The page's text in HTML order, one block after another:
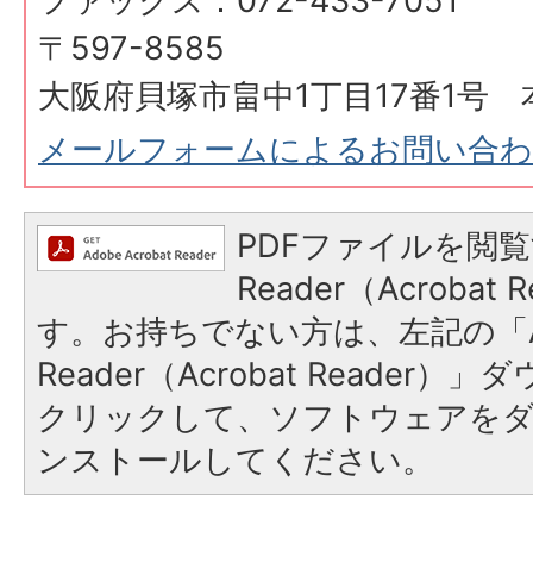
〒597-8585
大阪府貝塚市畠中1丁目17番1号
メールフォームによるお問い合
PDFファイルを閲
Reader（Acrobat
す。お持ちでない方は、左記の
Reader（Acrobat Reader）」ダ
クリックして、ソフトウェアを
ンストールしてください。